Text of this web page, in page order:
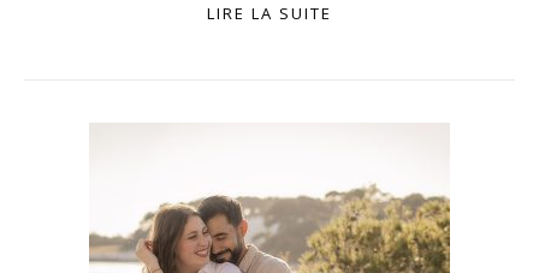
LIRE LA SUITE